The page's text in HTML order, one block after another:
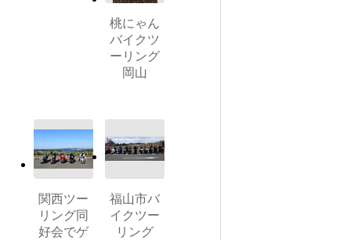
桃にゃん
バイクツ
ーリング
岡山
関西ツー
リング同
好会でゲ
福山市バ
イクツー
リング